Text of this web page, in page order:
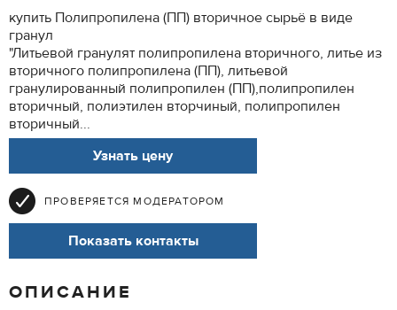
купить Полипропилена (ПП) вторичное сырьё в виде
гранул
"Литьевой гранулят полипропилена вторичного, литье из
вторичного полипропилена (ПП), литьевой
гранулированный полипропилен (ПП),полипропилен
вторичный, полиэтилен вторчиный, полипропилен
вторичный...
Узнать цену
ПРОВЕРЯЕТСЯ МОДЕРАТОРОМ
Показать контакты
ОПИСАНИЕ